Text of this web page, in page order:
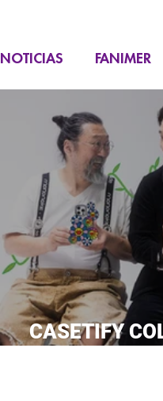
NOTICIAS FANIMER
FIGURAS K-
CASETIFY